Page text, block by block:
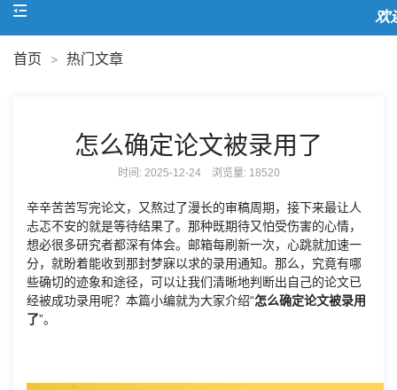
欢
首页 > 热门文章
怎么确定论文被录用了
时间: 2025-12-24 浏览量: 18520
辛辛苦苦写完论文，又熬过了漫长的审稿周期，接下来最让人
忐忑不安的就是等待结果了。那种既期待又怕受伤害的心情，
想必很多研究者都深有体会。邮箱每刷新一次，心跳就加速一
分，就盼着能收到那封梦寐以求的录用通知。那么，究竟有哪
些确切的迹象和途径，可以让我们清晰地判断出自己的论文已
经被成功录用呢？本篇小编就为大家介绍“怎么确定论文被录用
了”。